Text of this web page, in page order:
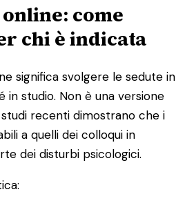
come
chi è indicata
significa svolgere le sedute in
in studio. Non è una versione
recenti dimostrano che i
a quelli dei colloqui in
dei disturbi psicologici.